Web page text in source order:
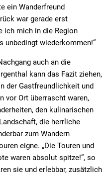
ein Wanderfreund
war gerade erst
ich mich in die Region
unbedingt wiederkommen!“
auch an die
kann das Fazit ziehen,
der Gastfreundlichkeit und
vor Ort überrascht waren,
den kulinarischen
die herrliche
zum Wandern
eigne. „Die Touren und
waren absolut spitze!“, so
sie und erlebbar, zusätzlich